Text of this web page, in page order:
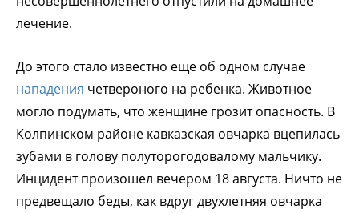
лечение.
До этого стало известно еще об одном случае
нападения четвероного на ребенка. Животное
могло подумать, что женщине грозит опасность. В
Колпинском районе кавказская овчарка вцепилась
зубами в голову полуторогодовалому мальчику.
Инцидент произошел вечером 18 августа. Ничто не
предвещало беды, как вдруг двухлетняя овчарка